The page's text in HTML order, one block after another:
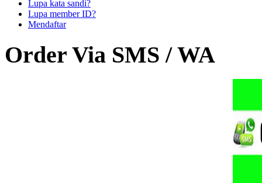
Lupa kata sandi?
Lupa member ID?
Mendaftar
Order Via SMS / WA